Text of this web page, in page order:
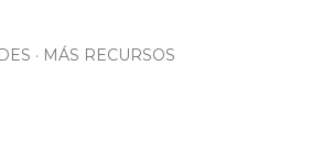
MÁS RECURSOS